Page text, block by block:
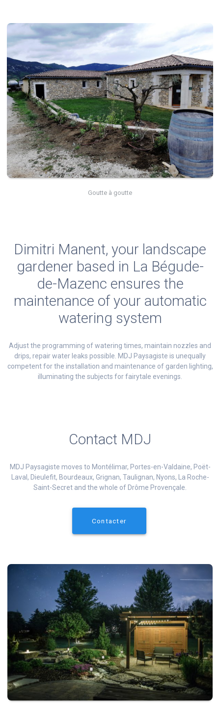
Goutte à goutte
Dimitri Manent, your landscape
gardener based in La Bégude-
de-Mazenc ensures the
maintenance of your automatic
watering system
Adjust the programming of watering times, maintain nozzles and
drips, repair water leaks possible. MDJ Paysagiste is unequally
competent for the installation and maintenance of garden lighting,
illuminating the subjects for fairytale evenings.
Contact MDJ
MDJ Paysagiste moves to Montélimar, Portes-en-Valdaine, Poët-
Laval, Dieulefit, Bourdeaux, Grignan, Taulignan, Nyons, La Roche-
Saint-Secret and the whole of Drôme Provençale.
Contacter